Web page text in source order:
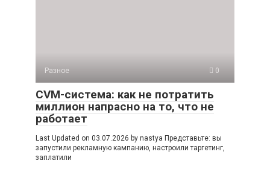
Разное 0
CVM-система: как не потратить
миллион напрасно на то, что не
работает
Last Updated on 03.07.2026 by nastya Представьте: вы
запустили рекламную кампанию, настроили таргетинг,
заплатили